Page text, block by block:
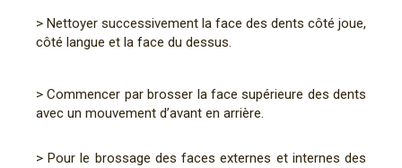
> Nettoyer successivement la face des dents côté joue,
côté langue et la face du dessus.
> Commencer par brosser la face supérieure des dents
avec un mouvement d’avant en arrière.
> Pour le brossage des faces externes et internes des